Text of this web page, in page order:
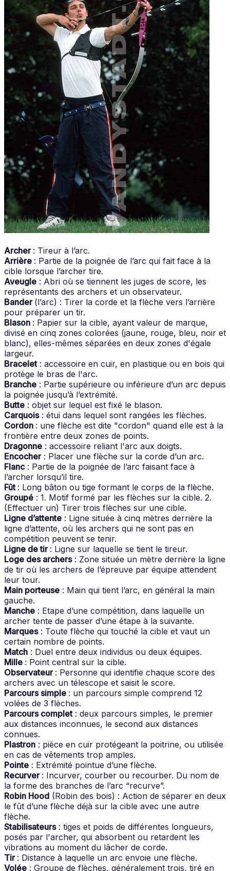
Archer : Tireur à l’arc.
Arrière : Partie de la poignée de l’arc qui fait face à la
cible lorsque l’archer tire.
Aveugle : Abri où se tiennent les juges de score, les
représentants des archers et un observateur.
Bander (l’arc) : Tirer la corde et la flèche vers l’arrière
pour préparer un tir.
Blason : Papier sur la cible, ayant valeur de marque,
divisé en cinq zones colorées (jaune, rouge, bleu, noir et
blanc), elles-mêmes séparées en deux zones d'égale
largeur.
Bracelet: accessoire en cuir, en plastique ou en bois qui
protège le bras de l'arc.
Branche : Partie supérieure ou inférieure d’un arc depuis
la poignée jusqu’à l’extrémité.
Butte : objet sur lequel est fixé le blason.
Carquois: étui dans lequel sont rangées les flèches.
Cordon : une flèche est dite "cordon" quand elle est à la
frontière entre deux zones de points.
Dragonne : accessoire reliant l'arc aux doigts.
Encocher: Placer une flèche sur la corde d’un arc.
Flanc: Partie de la poignée de l’arc faisant face à
l’archer lorsqu’il tire.
Fût : Long bâton ou tige formant le corps de la flèche.
Groupé : 1. Motif formé par les flèches sur la cible. 2.
(Effectuer un) Tirer trois flèches sur une cible.
Ligne d’attente : Ligne située à cinq mètres derrière la
ligne d’attente, où les archers qui ne sont pas en
compétition peuvent se tenir.
Ligne de tir : Ligne sur laquelle se tient le tireur.
Loge des archers: Zone située un mètre derrière la ligne
de tir où les archers de l’épreuve par équipe attendent
leur tour.
Main porteuse : Main qui tient l’arc, en général la main
gauche.
Manche : Etape d’une compétition, dans laquelle un
archer tente de passer d’une étape à la suivante.
Marques: Toute flèche qui touché la cible et vaut un
certain nombre de points.
Match : Duel entre deux individus ou deux équipes.
Mille : Point central sur la cible.
Observateur : Personne qui identifie chaque score des
archers avec un télescope et saisit le score.
Parcours simple : un parcours simple comprend 12
volées de 3 flèches.
Parcours complet: deux parcours simples, le premier
aux distances inconnues, le second aux distances
connues.
Plastron : pièce en cuir protégeant la poitrine, ou utilisée
en cas de vêtements trop amples.
Pointe : Extrémité pointue d’une flèche.
Recurver : Incurver, courber ou recourber. Du nom de
la forme des branches de l’arc “recurve”.
Robin Hood (Robin des bois) : Action de séparer en deux
le fût d’une flèche déjà sur la cible avec une autre
flèche.
Stabilisateurs: tiges et poids de différentes longueurs,
posés par l'archer, qui absorbent ou retardent les
vibrations au moment du lâcher de corde.
Tir : Distance à laquelle un arc envoie une flèche.
Volée : Groupe de flèches, généralement trois, tiré en